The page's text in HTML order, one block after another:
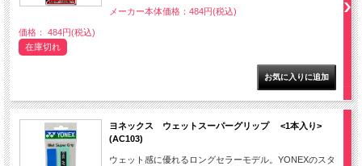
メーカー本体価格：484円(税込)
価格： 484円(税込)
在庫切れ
ヨネックス ウェットスーパーグリップ <1本入り>
(AC103)
ウェット感に優れるロングセラーモデル。YONEXのスタ